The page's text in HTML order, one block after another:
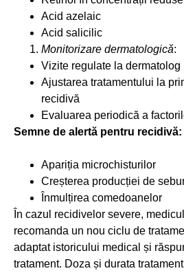
Acid azelaic
Acid salicilic
Monitorizare dermatologică:
Vizite regulate la dermatolog
Ajustarea tratamentului la
recidivă
Evaluarea periodică a
Semne de alertă pentru recidivă:
Apariția microchisturilor
Creșterea producției de
Înmulțirea comedoanelor
În cazul recidivelor severe,
recomanda un nou ciclu de
adaptat istoricului medical și
tratament. Doza și durata